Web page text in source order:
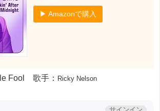
▶ Amazonで購入
Fool 歌手： Ricky Nelson